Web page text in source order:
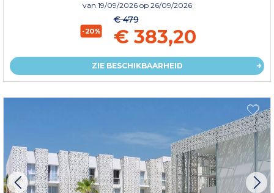
van 19/09/2026 op 26/09/2026
-20%
€ 479
€ 383,20
ZIE BESCHIKBAARHEID